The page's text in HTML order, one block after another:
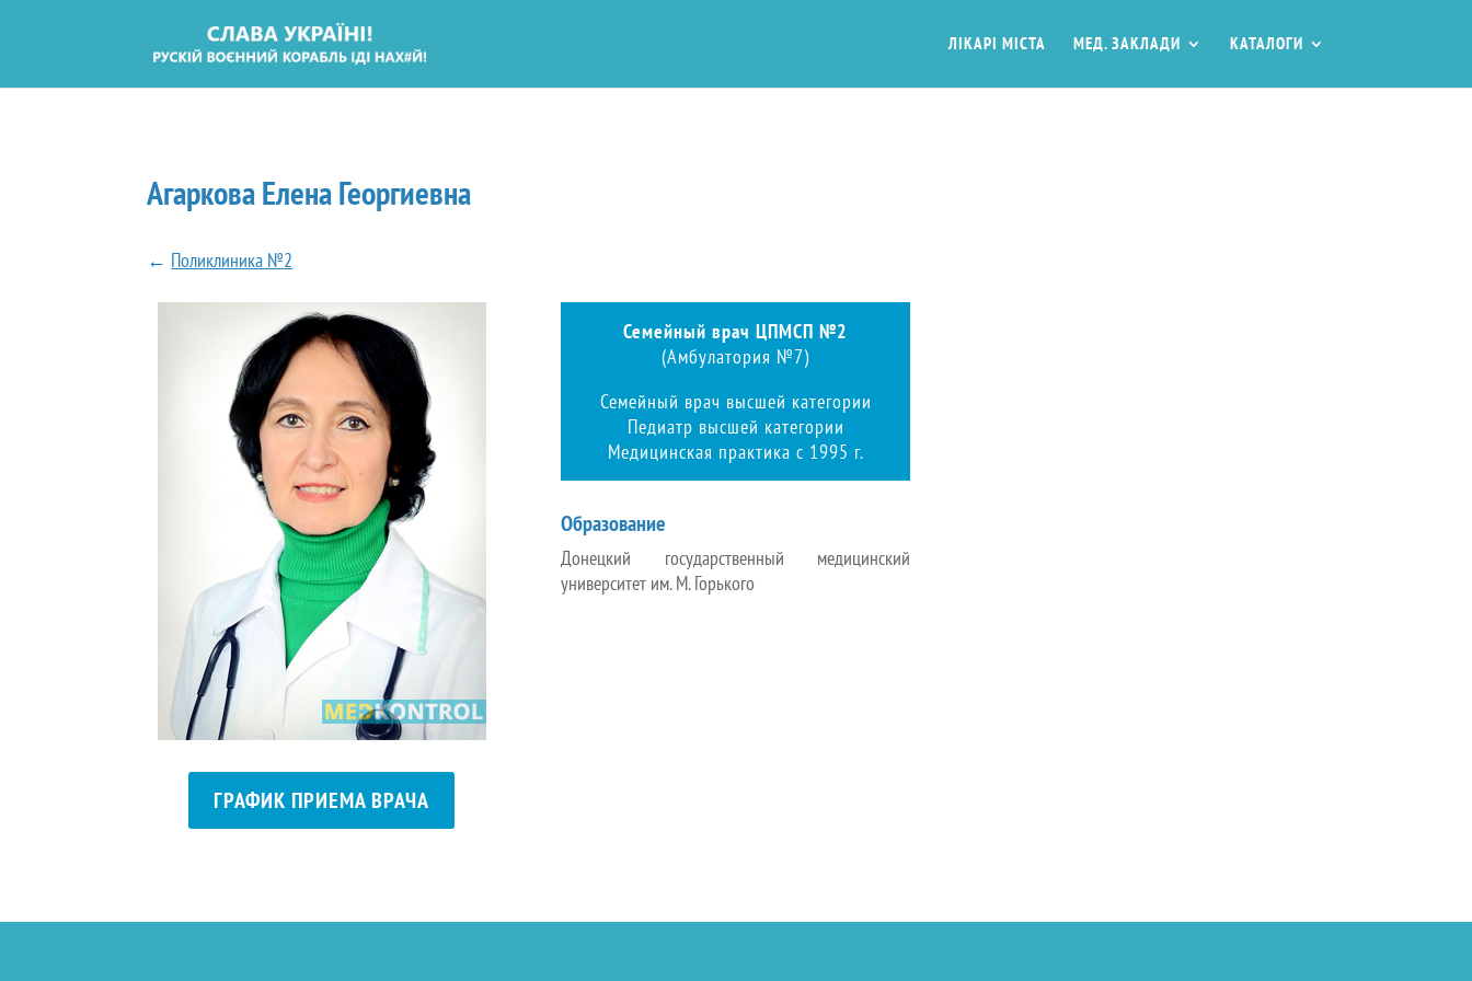
ЛІКАРІ МІСТА МЕД. ЗАКЛАДИ КАТАЛОГИ
Агаркова Елена Георгиевна
← Поликлиника №2
ГРАФИК ПРИЕМА ВРАЧА
Семейный врач ЦПМСП №2
(Амбулатория №7)
Семейный врач высшей категории
Педиатр высшей категории
Медицинская практика с 1995 г.
Образование
Донецкий государственный медицинский
университет им. М. Горького